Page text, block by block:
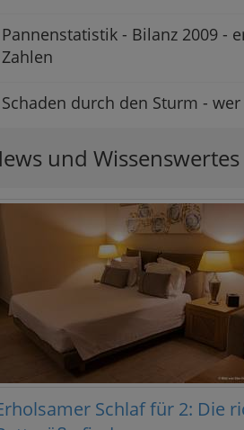
Pannenstatistik - Bilanz 2009 -
Zahlen
Schaden durch den Sturm -
und Wissenswertes
Schlaf für 2: Die